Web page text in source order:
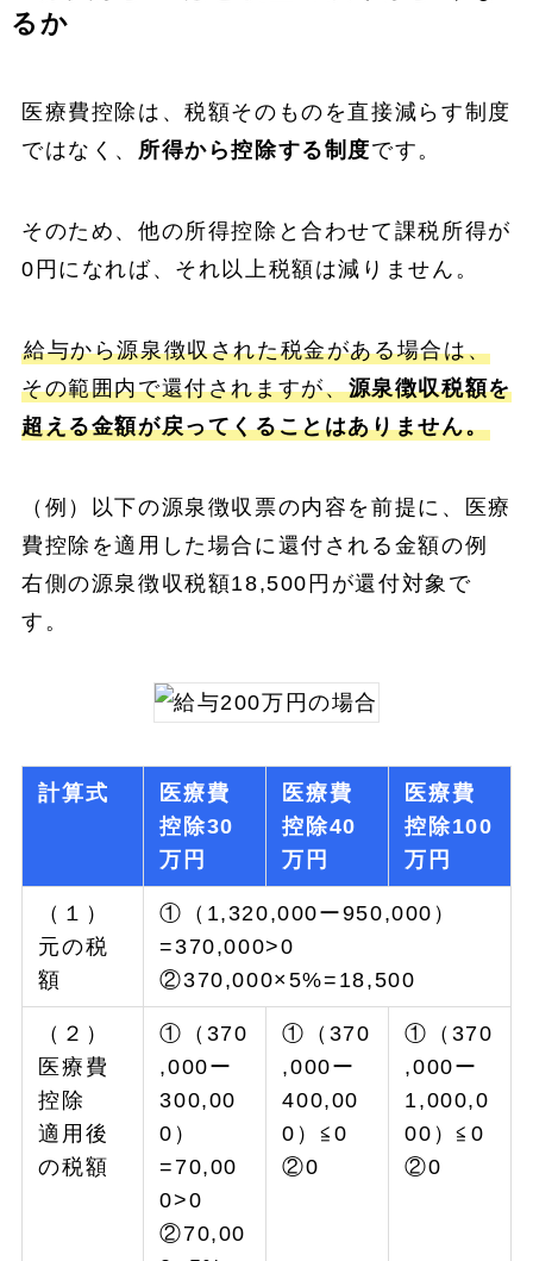
るか
医療費控除は、税額そのものを直接減らす制度
ではなく、 所得から控除する制度です。
そのため、他の所得控除と合わせて課税所得が
0円になれば、それ以上税額は減りません。
給与から源泉徴収された税金がある場合は、
その範囲内で還付されますが、源泉徴収税額を
超える金額が戻ってくることはありません。
（例）以下の源泉徴収票の内容を前提に、医療
費控除を適用した場合に還付される金額の例
右側の源泉徴収税額18,500円が還付対象で
す。
計算式
医療費
控除30
万円
医療費
控除40
万円
医療費
控除100
万円
（１）
元の税
額
①（1,320,000ー950,000）
=370,000>0
②370,000×5%=18,500
（２）
医療費
控除
適用後
の税額
①（370
,000ー
300,00
0）
=70,00
0>0
②70,00
①（370
,000ー
400,00
0）≦0
②0
①（370
,000ー
1,000,0
00）≦0
②0